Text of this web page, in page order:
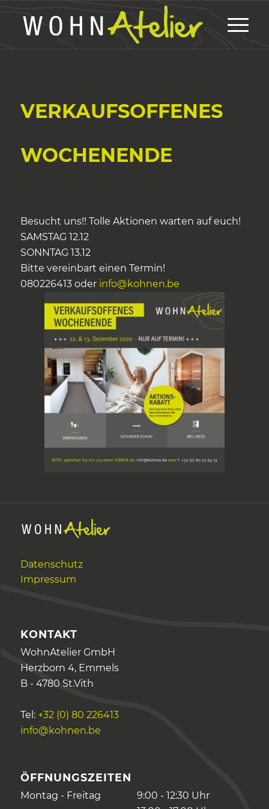
VERKAUFSOFFENES
WOCHENENDE
Besucht uns!! Tolle Aktionen warten auf euch!
SAMSTAG 12.12
SONNTAG 13.12
Bitte vereinbart einen Termin!
080226413 oder info@kohnen.be
Datenschutz
Impressum
KONTAKT
WohnAtelier GmbH
Herzborn 4, Emmels
B - 4780 St.Vith
Tel: +32 (0) 80 226413
info@kohnen.be
ÖFFNUNGSZEITEN
Montag - Freitag
9:00 - 12:30 Uhr